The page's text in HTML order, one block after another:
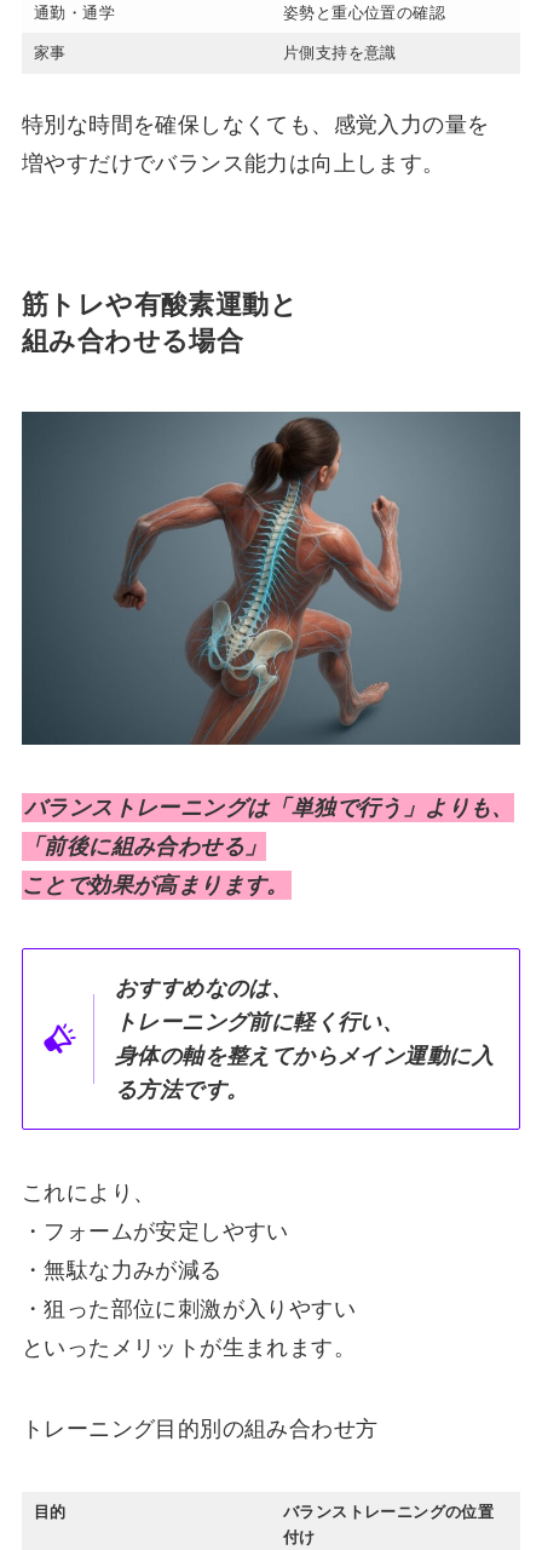
通勤・通学 姿勢と重心位置の確認
家事 片側支持を意識
特別な時間を確保しなくても、感覚入力の量を
増やすだけでバランス能力は向上します。
筋トレや有酸素運動と
組み合わせる場合
バランストレーニングは「単独で行う」よりも、
「前後に組み合わせる」
ことで効果が高まります。
おすすめなのは、
トレーニング前に軽く行い、
身体の軸を整えてからメイン運動に入
る方法です。
これにより、
・フォームが安定しやすい
・無駄な力みが減る
・狙った部位に刺激が入りやすい
といったメリットが生まれます。
トレーニング目的別の組み合わせ方
目的
バランストレーニングの位置
付け